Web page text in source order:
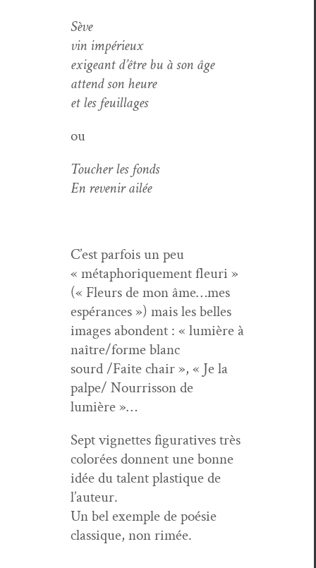
Sève
vin impérieux
exigeant d’être bu à son âge
attend son heure
et les feuillages
ou
Touch­er les fonds
En revenir ailée
C’est par­fois un peu
« métaphorique­ment fleuri »
(« Fleurs de mon âme…mes
espérances ») mais les belles
images abon­dent : « lumière à
naître/forme blanc
sourd /Faite chair », « Je la
palpe/ Nour­ris­son de
lumière »…
Sept vignettes fig­u­ra­tives très
col­orées don­nent une bonne
idée du tal­ent plas­tique de
l’auteur.
Un bel exem­ple de poésie
clas­sique, non rimée.